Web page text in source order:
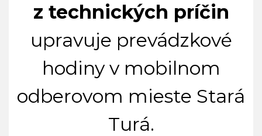
z technických príčin
upravuje prevádzkové
hodiny v mobilnom
odberovom mieste Stará
Turá.